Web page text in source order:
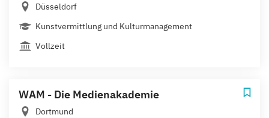
Düsseldorf
Kunstvermittlung und Kulturmanagement
Vollzeit
WAM - Die Medienakademie
Dortmund